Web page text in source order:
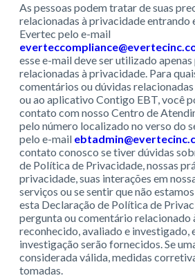
As pessoas podem tratar de suas
relacionadas à privacidade entrando
Evertec pelo e-mail
esse e-mail deve ser utilizado
relacionadas à privacidade. Para
comentários ou dúvidas
ou ao aplicativo Contigo EBT, você
contato com nosso Centro de
pelo número localizado no verso do
pelo e-mail
contato conosco se tiver dúvidas
de Política de Privacidade, nossas
privacidade, suas interações em
serviços ou se sentir que não
esta Declaração de Política de
pergunta ou comentário relacionado
reconhecido, avaliado e investigado,
investigação serão fornecidos. Se
considerada válida, medidas
tomadas.